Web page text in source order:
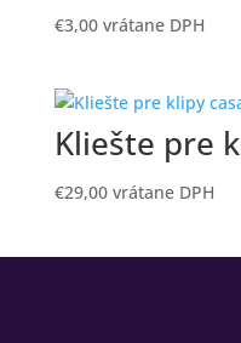
€3,00 vrátane DPH
Kliešte pre
€29,00 vrátane DPH